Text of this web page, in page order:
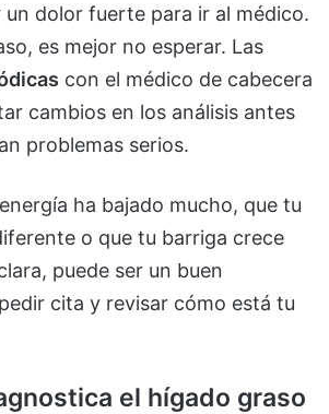
un dolor fuerte para ir al médico.
es mejor no esperar. Las
con el médico de cabecera
cambios en los análisis antes
problemas serios.
ha bajado mucho, que tu
o que tu barriga crece
puede ser un buen
cita y revisar cómo está tu
el hígado graso